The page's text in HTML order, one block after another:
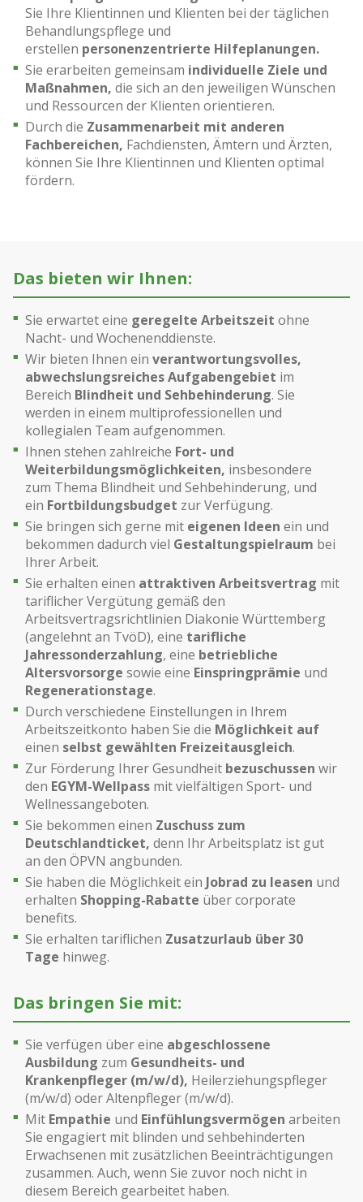
Sie Ihre Klientinnen und Klienten bei der täglichen
Behandlungspflege und
erstellen personenzentrierte Hilfeplanungen.
Sie erarbeiten gemeinsam individuelle Ziele und
Maßnahmen, die sich an den jeweiligen Wünschen
und Ressourcen der Klienten orientieren.
Durch die Zusammenarbeit mit anderen
Fachbereichen, Fachdiensten, Ämtern und Ärzten,
können Sie Ihre Klientinnen und Klienten optimal
fördern.
Das bieten wir Ihnen:
Sie erwartet eine geregelte Arbeitszeit ohne
Nacht- und Wochenenddienste.
Wir bieten Ihnen ein verantwortungsvolles,
abwechslungsreiches Aufgabengebiet im
Bereich Blindheit und Sehbehinderung. Sie
werden in einem multiprofessionellen und
kollegialen Team aufgenommen.
Ihnen stehen zahlreiche Fort- und
Weiterbildungsmöglichkeiten, insbesondere
zum Thema Blindheit und Sehbehinderung, und
ein Fortbildungsbudget zur Verfügung.
Sie bringen sich gerne mit eigenen Ideen ein und
bekommen dadurch viel Gestaltungspielraum bei
Ihrer Arbeit.
Sie erhalten einen attraktiven Arbeitsvertrag mit
tariflicher Vergütung gemäß den
Arbeitsvertragsrichtlinien Diakonie Württemberg
(angelehnt an TvöD), eine tarifliche
Jahressonderzahlung, eine betriebliche
Altersvorsorge sowie eine Einspringprämie und
Regenerationstage.
Durch verschiedene Einstellungen in Ihrem
Arbeitszeitkonto haben Sie die Möglichkeit auf
einen selbst gewählten Freizeitausgleich.
Zur Förderung Ihrer Gesundheit bezuschussen wir
den EGYM-Wellpass mit vielfältigen Sport- und
Wellnessangeboten.
Sie bekommen einen Zuschuss zum
Deutschlandticket, denn Ihr Arbeitsplatz ist gut
an den ÖPVN angbunden.
Sie haben die Möglichkeit ein Jobrad zu leasen und
erhalten Shopping-Rabatte über corporate
benefits.
Sie erhalten tariflichen Zusatzurlaub über 30
Tage hinweg.
Das bringen Sie mit:
Sie verfügen über eine abgeschlossene
Ausbildung zum Gesundheits- und
Krankenpfleger (m/w/d), Heilerziehungspfleger
(m/w/d) oder Altenpfleger (m/w/d).
Mit Empathie und Einfühlungsvermögen arbeiten
Sie engagiert mit blinden und sehbehinderten
Erwachsenen mit zusätzlichen Beeinträchtigungen
zusammen. Auch, wenn Sie zuvor noch nicht in
diesem Bereich gearbeitet haben.